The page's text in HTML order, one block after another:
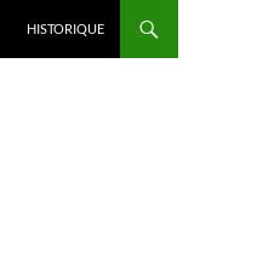
HISTORIQUE